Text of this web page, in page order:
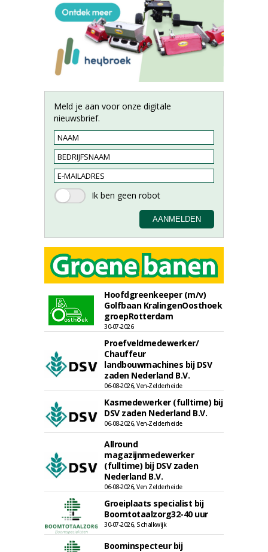
Meld je aan voor onze digitale
nieuwsbrief.
Hoofdgreenkeeper (m/v)
Golfbaan KralingenOosthoek
groepRotterdam
30-07-2026
Proefveldmedewerker/
Chauffeur
landbouwmachines bij DSV
zaden Nederland B.V.
06-08-2026, Ven-Zelderheide
Kasmedewerker (fulltime) bij
DSV zaden Nederland B.V.
06-08-2026, Ven-Zelderheide
Allround
magazijnmedewerker
(fulltime) bij DSV zaden
Nederland B.V.
06-08-2026, Ven Zelderheide
Groeiplaats specialist bij
Boomtotaalzorg32-40 uur
30-07-2026, Schalkwijk
Boominspecteur bij